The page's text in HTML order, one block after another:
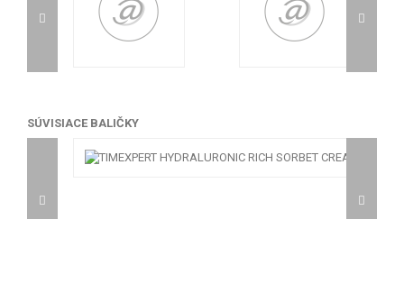
SÚVISIACE BALIČKY